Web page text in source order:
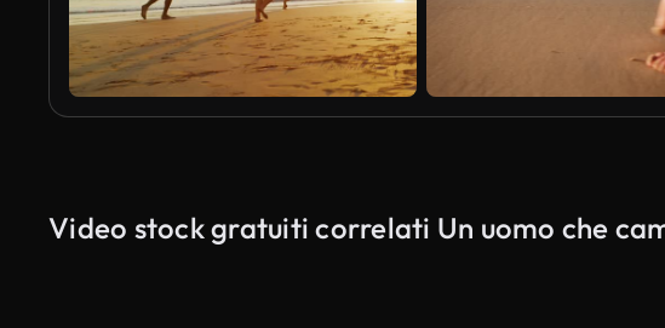
Video stock gratuiti correlati Un uomo che